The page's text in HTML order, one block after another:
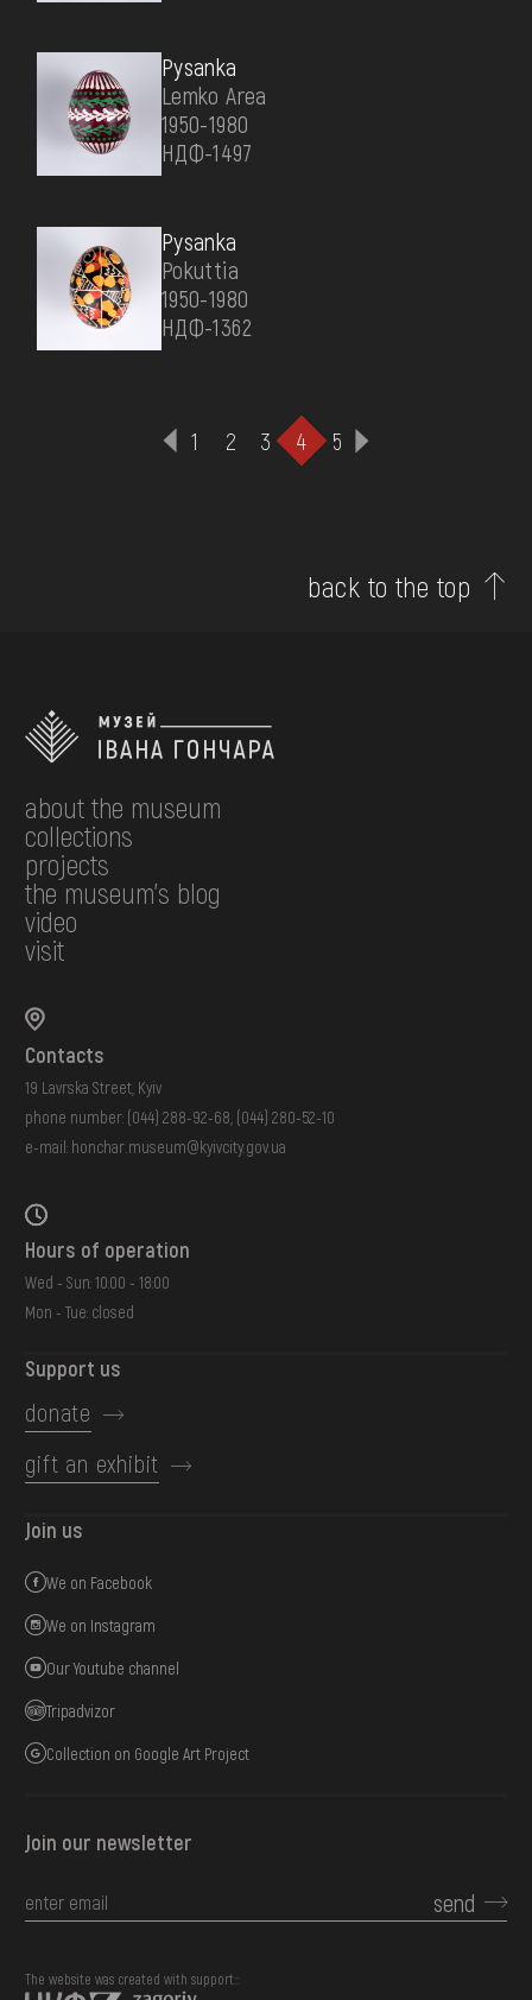
Pysanka
Lemko Area
1950-1980
НДФ-1497
Pysanka
Pokuttia
1950-1980
НДФ-1362
1 2 3 4 5
back to the top
about the museum
collections
projects
the museum's blog
video
visit
Contacts
19 Lavrska Street, Kyiv
phone number: (044) 288-92-68 (044) 280-52-10
e-mail: honchar.museum@kyivcity.gov.ua
Hours of operation
Wed - Sun: 10:00 - 18:00
Mon - Tue: closed
Support us
donate
gift an exhibit
Join us
We on Facebook
We on Instagram
Our Youtube channel
Tripadvizor
Collection on Google Art Project
Join our newsletter
send
The website was created with support::